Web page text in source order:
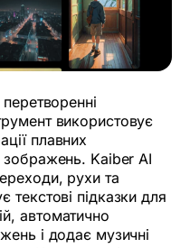
використовує
плавних
зображень. Kaiber AI
рухи та
текстові підказки для
автоматично
і додає музичні